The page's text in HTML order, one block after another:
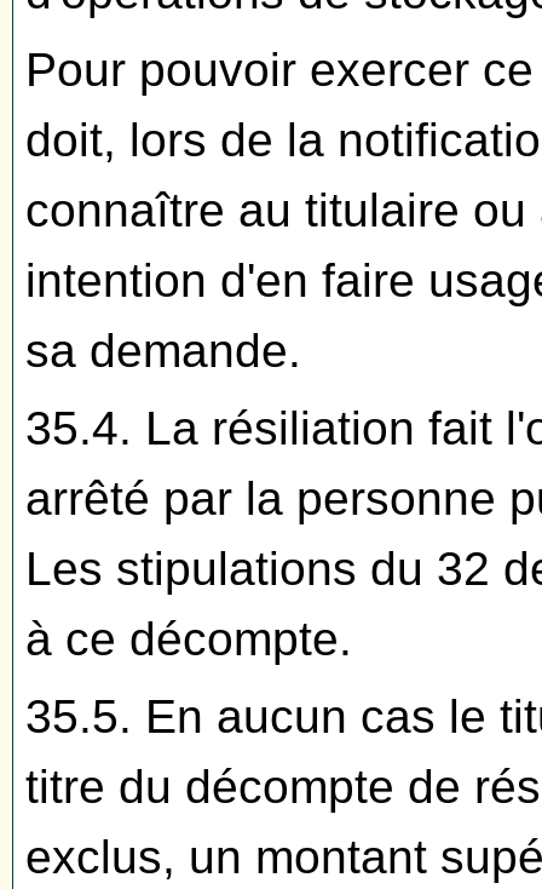
Pour pouvoir exercer
doit, lors de la
connaître au titulaire
intention d'en faire
sa demande.
35.4. La résiliation fait
arrêté par la personne
Les stipulations du 32
à ce décompte.
35.5. En aucun cas le
titre du décompte de
exclus, un montant